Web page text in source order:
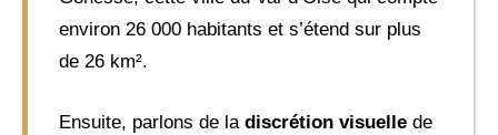
environ 26 000 habitants et s’étend sur plus
de 26 km².
Ensuite, parlons de la discrétion visuelle de